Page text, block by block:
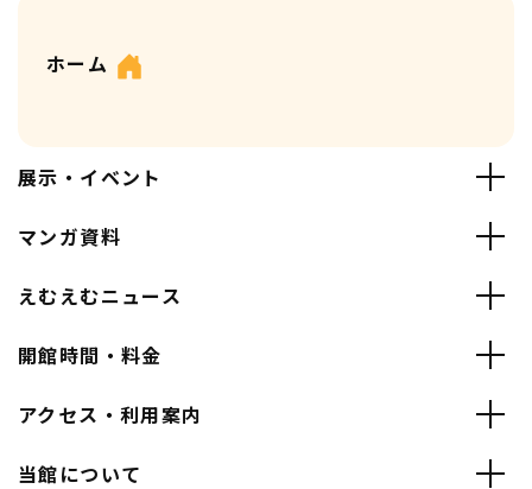
ホーム
展示・イベント
マンガ資料
えむえむニュース
開館時間・料金
アクセス・利用案内
当館について